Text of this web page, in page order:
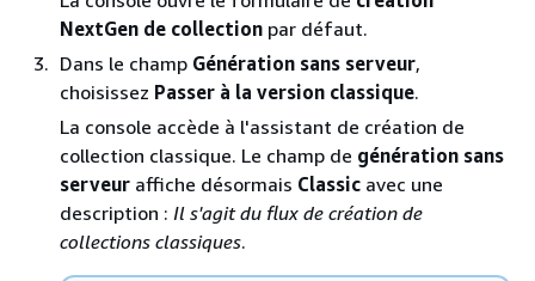
NextGen de collection par défaut.
Dans le champ Génération sans serveur,
choisissez Passer à la version classique.
La console accède à l'assistant de création de
collection classique. Le champ de génération sans
serveur affiche désormais Classic avec une
description : Il s'agit du flux de création de
collections classiques.